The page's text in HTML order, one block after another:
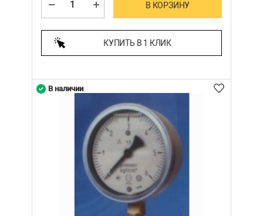
В КОРЗИНУ
КУПИТЬ В 1 КЛИК
В наличии